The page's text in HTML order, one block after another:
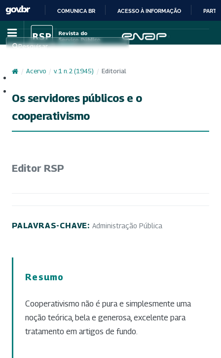
IR
PARA
CONTEÚDO
COMUNICA BR ACESSO À INFORMAÇÃO
Pesquisar
/ Acervo / v. 1 n. 2 (1945) / Editorial
Os servidores públicos e o
cooperativismo
Editor RSP
PALAVRAS-CHAVE: Administração Pública
Resumo
Cooperativismo não é pura e simplesmente uma
noção teórica, bela e generosa, excelente para
tratamento em artigos de fundo.